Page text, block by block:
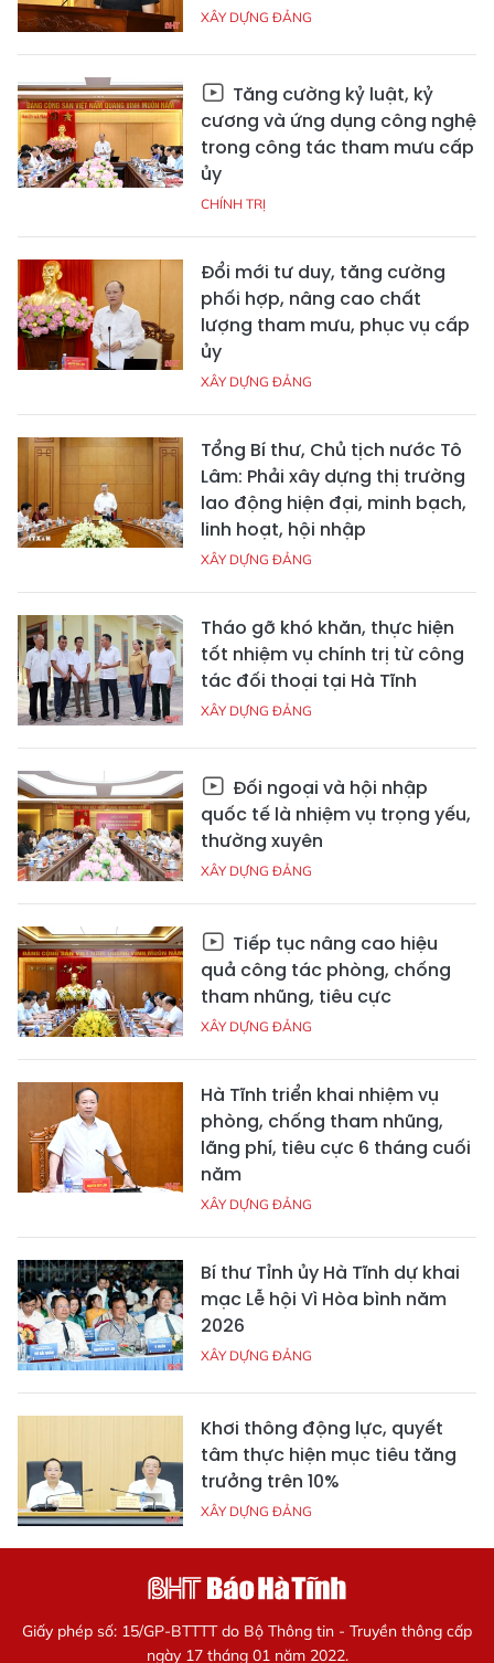
XÂY DỰNG ĐẢNG
Tăng cường kỷ luật, kỷ
cương và ứng dụng công nghệ
trong công tác tham mưu cấp
ủy
CHÍNH TRỊ
Đổi mới tư duy, tăng cường
phối hợp, nâng cao chất
lượng tham mưu, phục vụ cấp
ủy
XÂY DỰNG ĐẢNG
Tổng Bí thư, Chủ tịch nước Tô
Lâm: Phải xây dựng thị trường
lao động hiện đại, minh bạch,
linh hoạt, hội nhập
XÂY DỰNG ĐẢNG
Tháo gỡ khó khăn, thực hiện
tốt nhiệm vụ chính trị từ công
tác đối thoại tại Hà Tĩnh
XÂY DỰNG ĐẢNG
Đối ngoại và hội nhập
quốc tế là nhiệm vụ trọng yếu,
thường xuyên
XÂY DỰNG ĐẢNG
Tiếp tục nâng cao hiệu
quả công tác phòng, chống
tham nhũng, tiêu cực
XÂY DỰNG ĐẢNG
Hà Tĩnh triển khai nhiệm vụ
phòng, chống tham nhũng,
lãng phí, tiêu cực 6 tháng cuối
năm
XÂY DỰNG ĐẢNG
Bí thư Tỉnh ủy Hà Tĩnh dự khai
mạc Lễ hội Vì Hòa bình năm
2026
XÂY DỰNG ĐẢNG
Khơi thông động lực, quyết
tâm thực hiện mục tiêu tăng
trưởng trên 10%
XÂY DỰNG ĐẢNG
Giấy phép số: 15/GP-BTTTT do Bộ Thông tin - Truyền thông cấp
ngày 17 tháng 01 năm 2022.